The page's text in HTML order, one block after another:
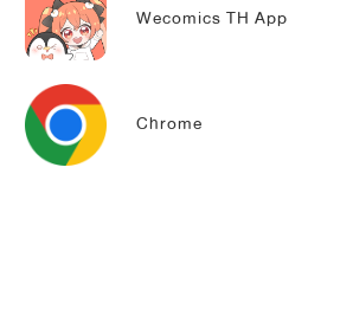
Wecomics TH App
Chrome
บ้าให้สุด แล้